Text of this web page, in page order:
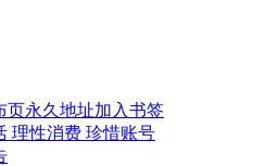
页永久地址加入书签
理性消费 珍惜账号